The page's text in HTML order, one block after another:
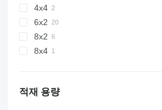
4x4
6x2
8x2
8x4
적재 용량